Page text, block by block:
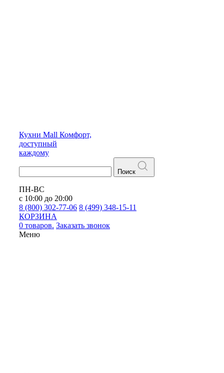
Кухни Mall Комфорт,
доступный
каждому
Поиск
ПН-ВС
с 10:00 до 20:00
8 (800) 302-77-06 8 (499) 348-15-11
КОРЗИНА
0 товаров. Заказать звонок
Меню